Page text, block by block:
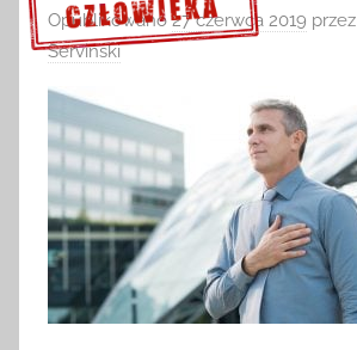
Sprawdź szczegóły >>>
Opublikowano27 czerwca 2019 przez
Serviński